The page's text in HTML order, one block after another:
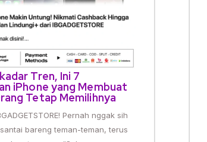
Tren, Ini 7
iPhone yang Membuat
Tetap Memilihnya
Pernah nggak sih
bareng teman-teman, terus